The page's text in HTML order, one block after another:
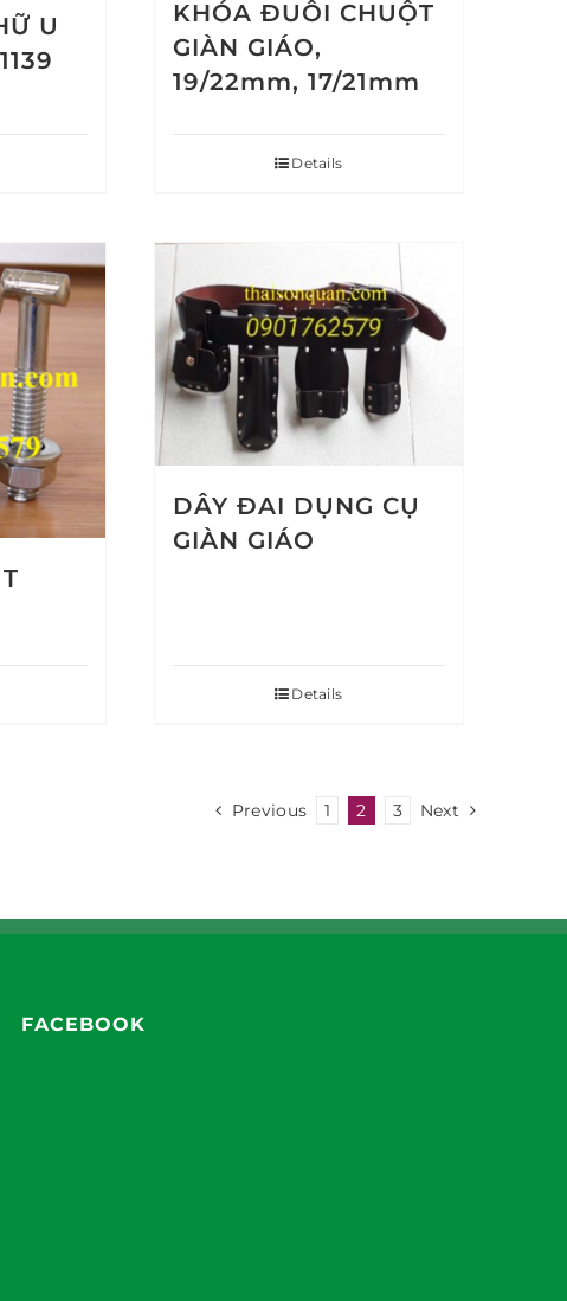
U
KHÓA ĐUÔI CHUỘT
GIÀN GIÁO,
19/22mm, 17/21mm
Details
DÂY ĐAI DỤNG CỤ
GIÀN GIÁO
Details
Previous 1 2 3 Next
FACEBOOK